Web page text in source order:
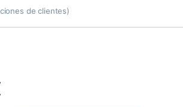
de clientes)